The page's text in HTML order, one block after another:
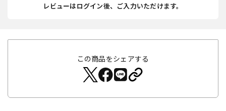
レビューはログイン後、ご入力いただけます。
この商品をシェアする